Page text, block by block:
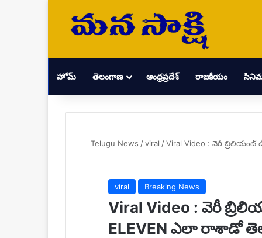
హోమ్ తెలంగాణ ఆంధ్రప్రదేశ్ రాజకీయం
Telugu News /viral /Viral Video : వెరీ
viral Breaking News
Viral Video : వెరీ
ELEVEN ఎలా రాశాడో